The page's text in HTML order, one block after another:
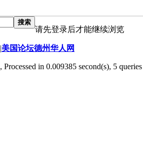
搜索
请先登录后才能继续浏览
|美国论坛德州华人网
, Processed in 0.009385 second(s), 5